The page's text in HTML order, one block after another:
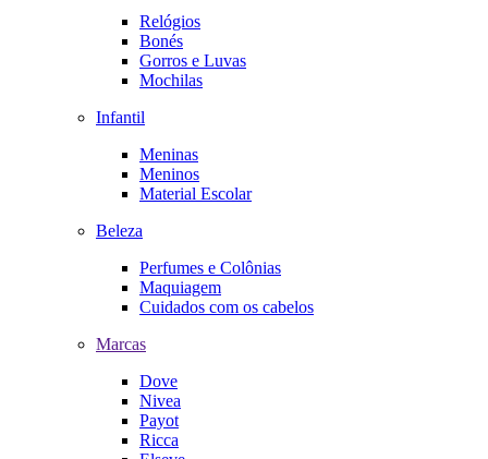
Relógios
Bonés
Gorros e Luvas
Mochilas
Infantil
Meninas
Meninos
Material Escolar
Beleza
Perfumes e Colônias
Maquiagem
Cuidados com os cabelos
Marcas
Dove
Nivea
Payot
Ricca